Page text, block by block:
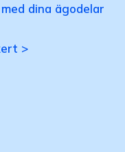
dina ägodelar
>